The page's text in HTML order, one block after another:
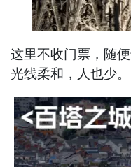
这里不收门票，随
光线柔和，人也少。